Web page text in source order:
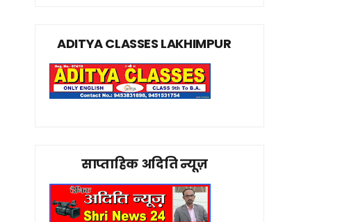
ADITYA CLASSES LAKHIMPUR
साप्ताहिक अदिति न्यूज़